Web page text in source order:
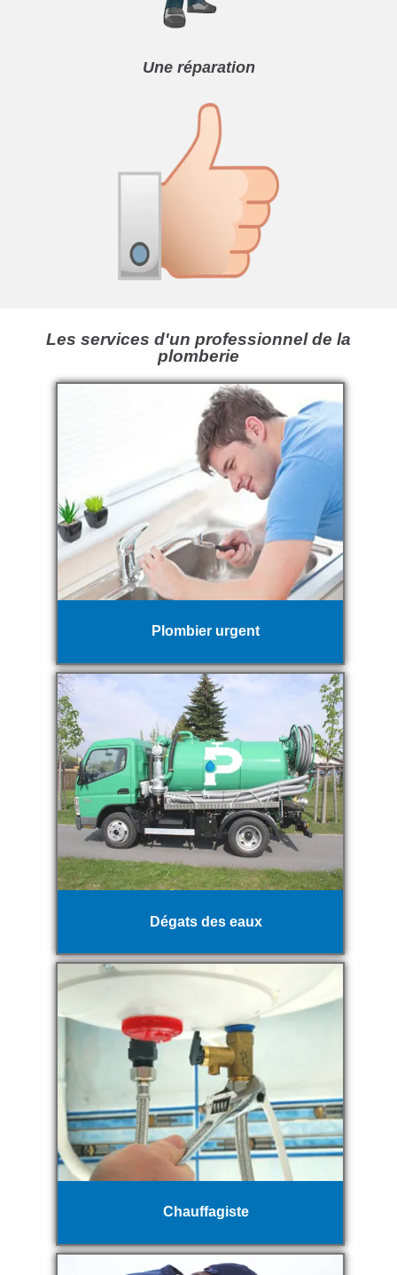
Une réparation
Les services d'un professionnel de la
plomberie
Plombier urgent
Dégats des eaux
Chauffagiste